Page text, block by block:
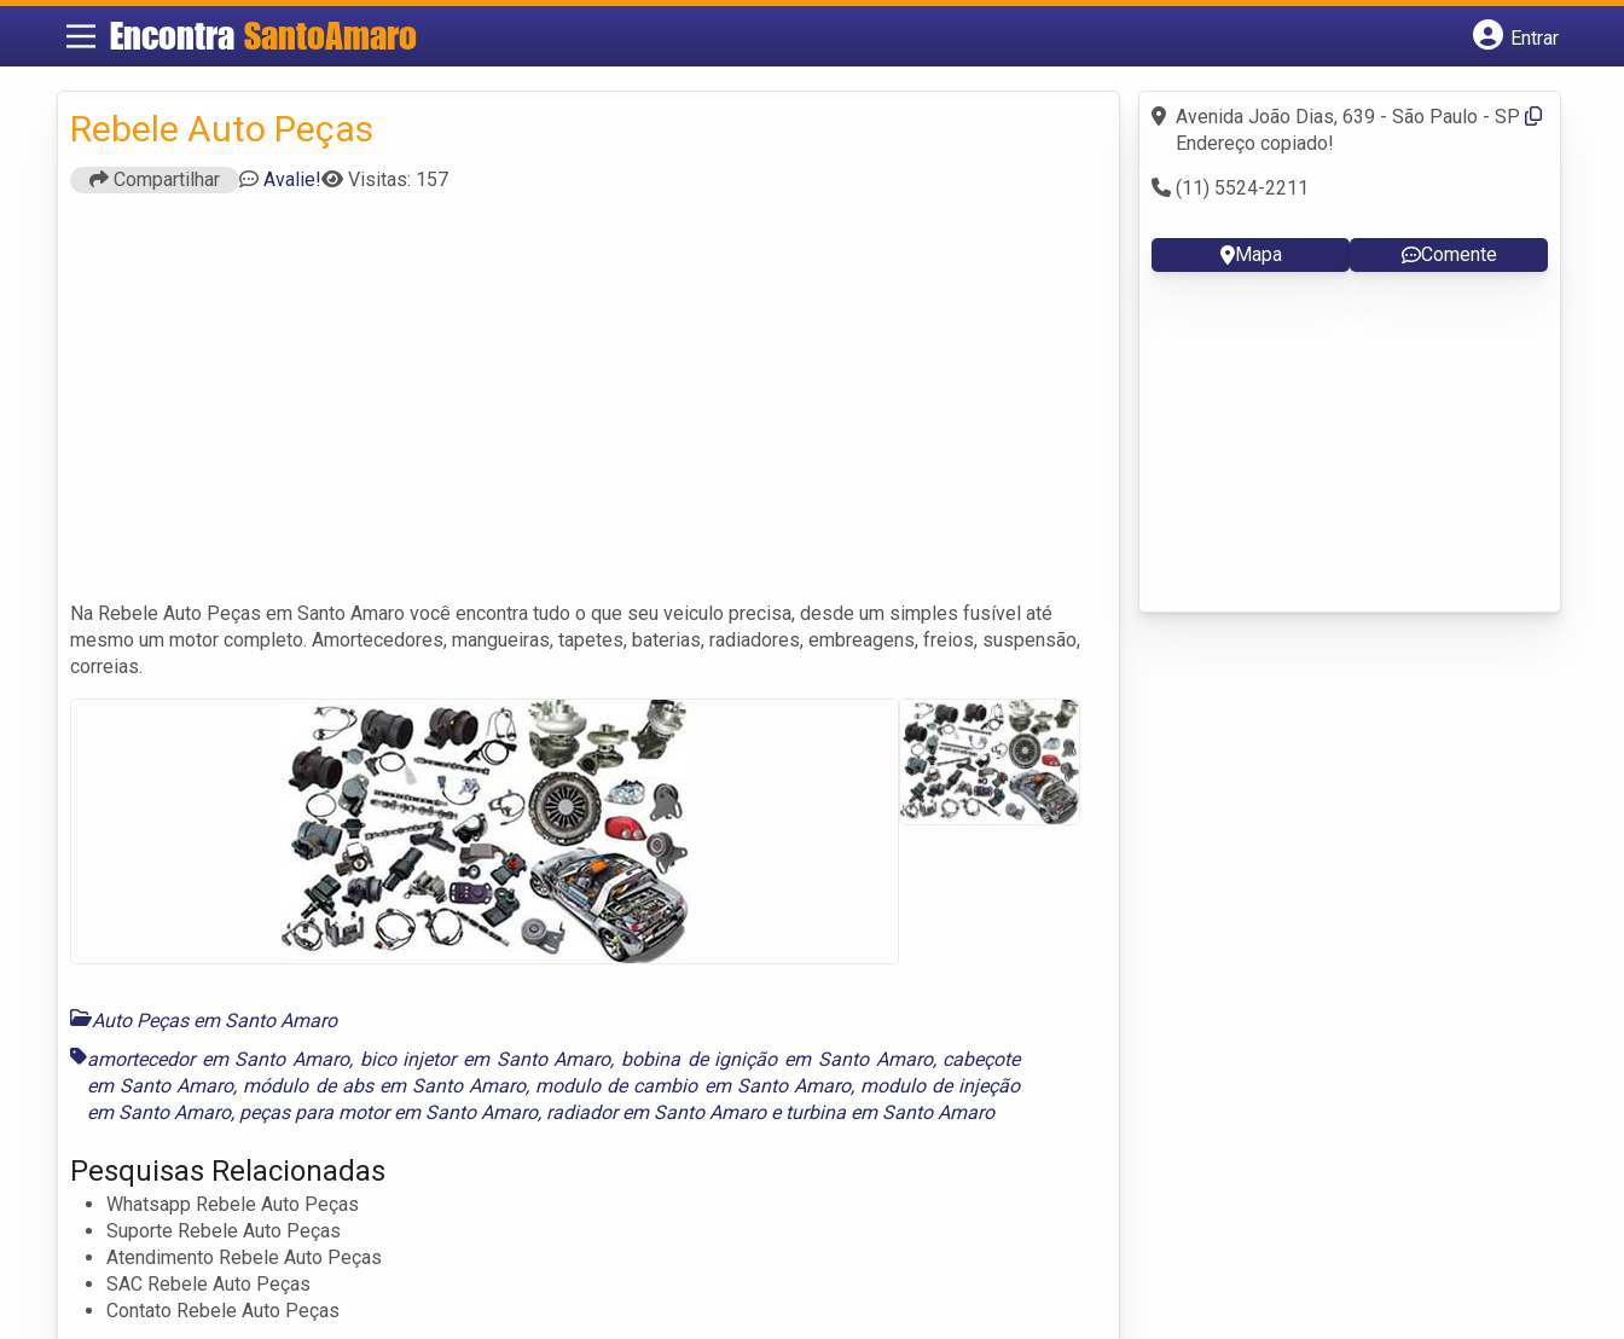
Encontra SantoAmaro
Entrar
Fazer login
Criar conta
Rebele Auto Peças
Compartilhar Avalie! Visitas: 157
Na Rebele Auto Peças em Santo Amaro você encontra tudo o que seu veiculo precisa, desde um simples fusível até
mesmo um motor completo. Amortecedores, mangueiras, tapetes, baterias, radiadores, embreagens, freios, suspensão,
correias.
Auto Peças em Santo Amaro
amortecedor em Santo Amaro, bico injetor em Santo Amaro, bobina de ignição em Santo Amaro, cabeçote
em Santo Amaro, módulo de abs em Santo Amaro, modulo de cambio em Santo Amaro, modulo de injeção
em Santo Amaro, peças para motor em Santo Amaro, radiador em Santo Amaroe turbina em Santo Amaro
Pesquisas Relacionadas
Whatsapp Rebele Auto Peças
Suporte Rebele Auto Peças
Atendimento Rebele Auto Peças
SAC Rebele Auto Peças
Contato Rebele Auto Peças
Avenida João Dias, 639 - São Paulo - SP
Endereço copiado!
(11) 5524-2211
Mapa Comente